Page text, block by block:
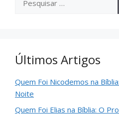
Últimos Artigos
Quem Foi Nicodemos na
Noite
Quem Foi Elias na Bíblia: O